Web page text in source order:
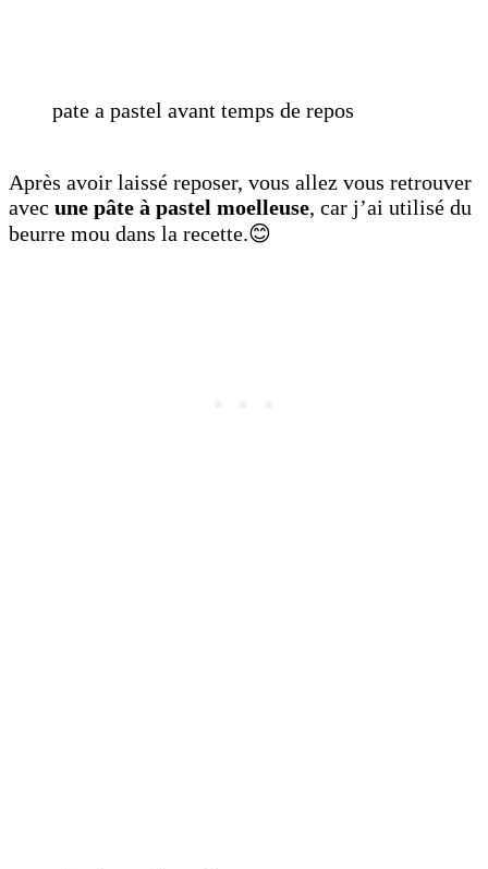
pate a pastel avant temps de repos
Après avoir laissé reposer, vous allez vous retrouver
avec une pâte à pastel moelleuse, car j’ai utilisé du
beurre mou dans la recette.😊